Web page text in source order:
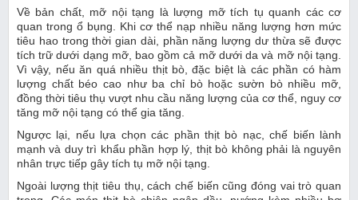
Về bản chất, mỡ nội tạng là lượng mỡ tích tụ quanh các cơ
quan trong ổ bụng. Khi cơ thể nạp nhiều năng lượng hơn mức
tiêu hao trong thời gian dài, phần năng lượng dư thừa sẽ được
tích trữ dưới dạng mỡ, bao gồm cả mỡ dưới da và mỡ nội tạng.
Vì vậy, nếu ăn quá nhiều thịt bò, đặc biệt là các phần có hàm
lượng chất béo cao như ba chỉ bò hoặc sườn bò nhiều mỡ,
đồng thời tiêu thụ vượt nhu cầu năng lượng của cơ thể, nguy cơ
tăng mỡ nội tạng có thể gia tăng.
Ngược lại, nếu lựa chọn các phần thịt bò nạc, chế biến lành
mạnh và duy trì khẩu phần hợp lý, thịt bò không phải là nguyên
nhân trực tiếp gây tích tụ mỡ nội tạng.
Ngoài lượng thịt tiêu thụ, cách chế biến cũng đóng vai trò quan